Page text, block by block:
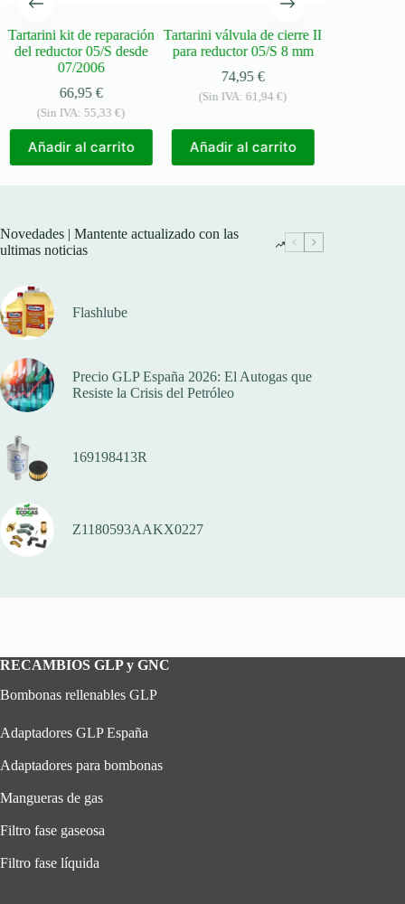
Tartarini kit de reparación
del reductor 05/S desde
07/2006
66,95 €
(Sin IVA: 55,33€)
Añadir al carrito
Tartarini válvula de cierre II
para reductor 05/S 8 mm
74,95 €
(Sin IVA:61,94€)
Añadir al carrito
Novedades | Mantente actualizado con las
ultimas noticias
Flashlube
Precio GLP España 2026: El Autogas que
Resiste la Crisis del Petróleo
169198413R
Z1180593AAKX0227
RECAMBIOS GLP y GNC
Bombonas rellenables GLP
Adaptadores GLP España
Adaptadores para bombonas
Mangueras de gas
Filtro fase gaseosa
Filtro fase líquida